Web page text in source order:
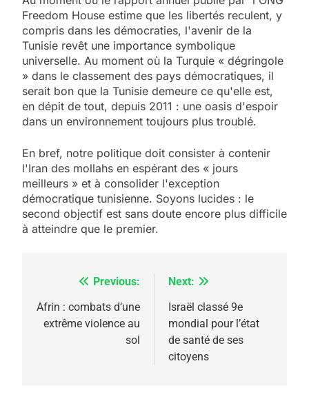
Freedom House estime que les libertés reculent, y
compris dans les démocraties, l'avenir de la
Tunisie revêt une importance symbolique
universelle. Au moment où la Turquie « dégringole
» dans le classement des pays démocratiques, il
serait bon que la Tunisie demeure ce qu'elle est,
en dépit de tout, depuis 2011 : une oasis d'espoir
dans un environnement toujours plus troublé.
En bref, notre politique doit consister à contenir
l'Iran des mollahs en espérant des « jours
meilleurs » et à consolider l'exception
démocratique tunisienne. Soyons lucides : le
second objectif est sans doute encore plus difficile
à atteindre que le premier.
Navigation
de
Previous:
Afrin : combats d’une
extrême violence au
sol
Next:
Israël classé 9e
mondial pour l’état
de santé de ses
citoyens